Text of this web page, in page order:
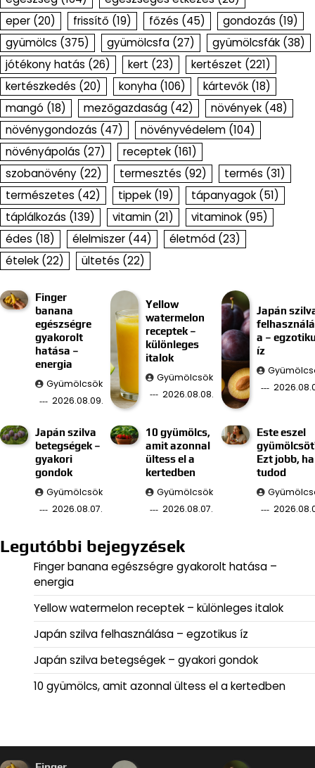
eper (20) frissítő (19) főzés (45) gondozás (19)
gyümölcs (375) gyümölcsfa (27) gyümölcsfák (38)
jótékony hatás (26) kert (23) kertészet (221)
kertészkedés (20) konyha (106) kártevők (18)
mangó (18) mezőgazdaság (42) növények (48)
növénygondozás (47) növényvédelem (104)
növényápolás (27) receptek (161)
szobanövény (22) termesztés (92) termés (31)
természetes (42) tippek (19) tápanyagok (51)
táplálkozás (139) vitamin (21) vitaminok (95)
édes (18) élelmiszer (44) életmód (23)
ételek (22) ültetés (22)
Finger
banana
egészségre
gyakorolt
hatása –
energia
Gyümölcsök
2026.08.09.
Yellow
watermelon
receptek –
különleges
italok
Gyümölcsök
2026.08.08.
Japán
a –
íz
Japán szilva
betegségek –
gyakori
gondok
Gyümölcsök
2026.08.07.
10 gyümölcs,
amit azonnal
ültess el a
kertedben
Gyümölcsök
2026.08.07.
Este eszel
Ezt jobb, ha
tudod
Legutóbbi bejegyzések
Finger banana egészségre gyakorolt hatása –
energia
Yellow watermelon receptek – különleges italok
Japán szilva felhasználása – egzotikus íz
Japán szilva betegségek – gyakori gondok
10 gyümölcs, amit azonnal ültess el a kertedben